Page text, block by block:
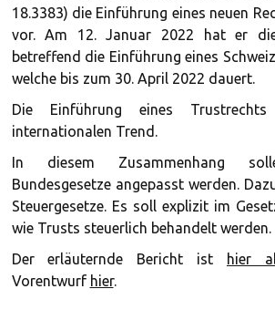
18.3383) die Einführung eines neuen
vor. Am 12. Januar 2022 hat er die
betreffend die Einführung eines
welche bis zum 30. April 2022 dauert.
Die Einführung eines
internationalen Trend.
In diesem Zusammenhang
Bundesgesetze angepasst werden.
Steuergesetze. Es soll explizit im
wie Trusts steuerlich behandelt werden.
Der erläuternde Bericht ist
hier
Vorentwurf hier.